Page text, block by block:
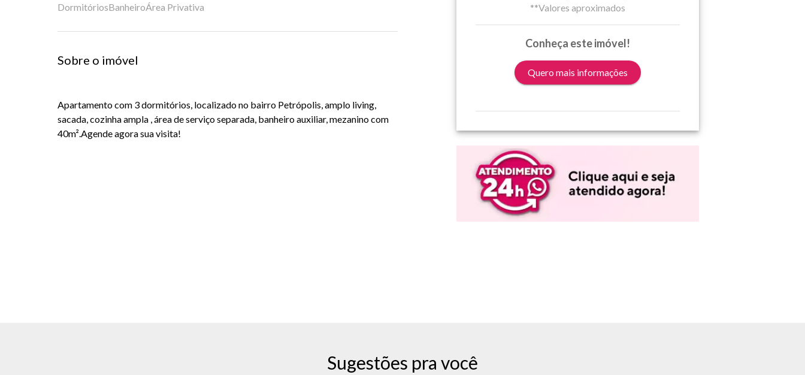
DormitóriosBanheiroÁrea Privativa
Sobre o imóvel
Apartamento com 3 dormitórios, localizado no bairro Petrópolis, amplo living,
sacada, cozinha ampla , área de serviço separada, banheiro auxiliar, mezanino com
40m².Agende agora sua visita!
**Valores aproximados
Conheça este imóvel!
Quero mais informações
Sugestões pra você